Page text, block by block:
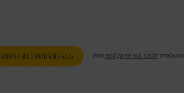
ЗАРЕГИСТРИРУЙТЕСЬ Или войдите на сайтчтобы